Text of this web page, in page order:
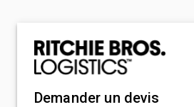
Demander un devis